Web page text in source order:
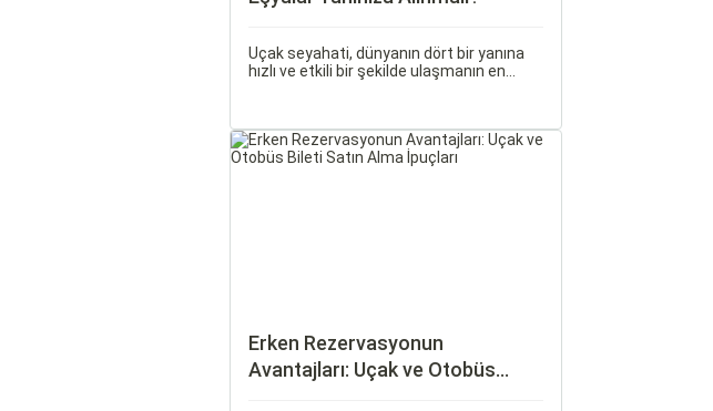
Uçak seyahati, dünyanın dört bir yanına
hızlı ve etkili bir şekilde ulaşmanın en
Erken Rezervasyonun
Avantajları: Uçak ve Otobüs